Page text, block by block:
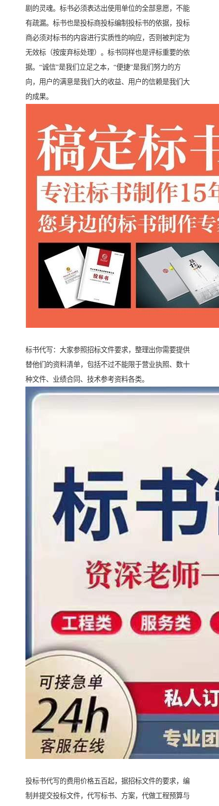
剧的灵魂。标书必须表达出使用单位的全部意愿，不能
有疏漏。标书也是投标商投标编制投标书的依据，投标
商必须对标书的内容进行实质性的响应，否则被判定为
无效标（按废弃标处理）。标书同样也是评标重要的依
据。“诚信”是我们立足之本，“便捷”是我们努力的方
向，用户的满意是我们大的收益、用户的信赖是我们大
的成果。
标书代写：大家参照招标文件要求，整理出你需要提供
替他们的资料清单，包括不过不能限于营业执照、数十
种文件、业绩合同、技术参考资料各类。
投标书代写的费用价格五百起，据招标文件的要求，编
制并提交投标文件，代写标书、方案，代做工程预算与